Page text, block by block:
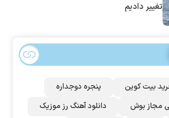
تغییر دادیم
بیت کوین
پنجره دوجداره
مجاز بوش
دانلود آهنگ رز‌ موزیک